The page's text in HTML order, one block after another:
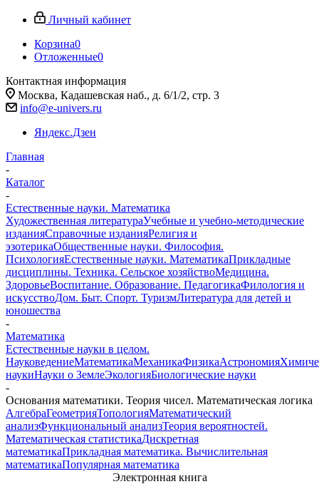
Личный кабинет
Корзина0
Отложенные0
Контактная информация
Москва, Кадашевская наб., д. 6/1/2, стр. 3
info@e-univers.ru
Яндекс.Дзен
Главная
-
Каталог
-
Естественные науки. Математика
Художественная литератураУчебные и учебно-методические
изданияСправочные изданияРелигия и
эзотерикаОбщественные науки. Философия.
ПсихологияЕстественные науки. МатематикаПрикладные
дисциплины. Техника. Сельское хозяйствоМедицина.
ЗдоровьеВоспитание. Образование. ПедагогикаФилология и
искусствоДом. Быт. Спорт. ТуризмЛитература для детей и
юношества
-
Математика
Естественные науки в целом.
НауковедениеМатематикаМеханикаФизикаАстрономия
наукиНауки о ЗемлеЭкологияБиологические науки
-
Основания математики. Теория чисел. Математическая логика
АлгебраГеометрияТопологияМатематический
анализФункциональный анализТеория вероятностей.
Математическая статистикаДискретная
математикаПрикладная математика. Вычислительная
математикаПопулярная математика
Электронная книга